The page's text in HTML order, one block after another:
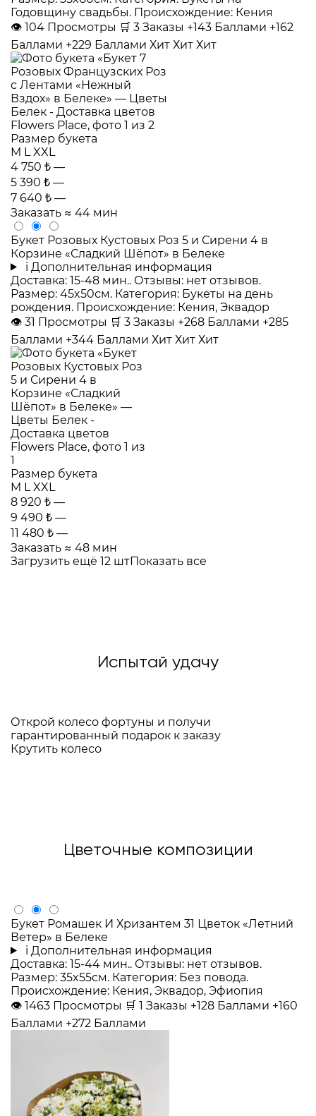
Годовщину свадьбы. Происхождение: Кения
👁 104 Просмотры 🛒 3 Заказы +143 Баллами +162
Баллами +229 Баллами Хит Хит Хит
Размер букета
M L XXL
4 750 ₺ —
5 390 ₺ —
7 640 ₺ —
Заказать ≈ 44 мин
Букет Розовых Кустовых Роз 5 и Сирени 4 в
Корзине «Сладкий Шёпот» в Белеке
i Дополнительная информация
Доставка: 15-48 мин.. Отзывы: нет отзывов.
Размер: 45x50см. Категория: Букеты на день
рождения. Происхождение: Кения, Эквадор
👁 31 Просмотры 🛒 3 Заказы +268 Баллами +285
Баллами +344 Баллами Хит Хит Хит
Размер букета
M L XXL
8 920 ₺ —
9 490 ₺ —
11 480 ₺ —
Заказать ≈ 48 мин
Загрузить ещё 12 штПоказать все
Испытай удачу
Открой колесо фортуны и получи
гарантированный подарок к заказу
Крутить колесо
Цветочные композиции
Букет Ромашек И Хризантем 31 Цветок «Летний
Ветер» в Белеке
i Дополнительная информация
Доставка: 15-44 мин.. Отзывы: нет отзывов.
Размер: 35x55см. Категория: Без повода.
Происхождение: Кения, Эквадор, Эфиопия
👁 1463 Просмотры 🛒 1 Заказы +128 Баллами +160
Баллами +272 Баллами